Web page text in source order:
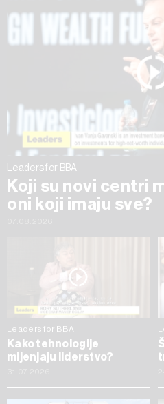
na „Prikaži detalje“. Privolu
povući bez negativnih posljedica.
Leaders for BBA
Koji su novi centri
oni koji imaju sve?
Leaders for BBA
Kako tehnologije
mijenjaju liderstvo?